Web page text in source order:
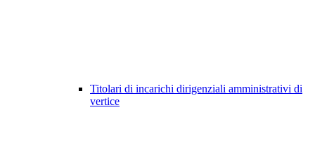
Titolari di incarichi dirigenziali amministrativi di
vertice